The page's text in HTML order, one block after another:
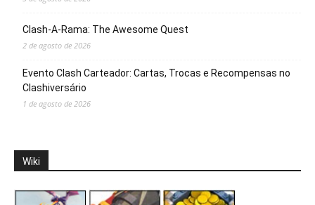
Clash-A-Rama: The Awesome Quest
2 de agosto de 2026
Evento Clash Carteador: Cartas, Trocas e Recompensas no
Clashiversário
1 de agosto de 2026
Wiki